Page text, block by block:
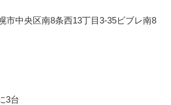
市中央区南8条西13丁目3-35ビブレ南8
3台